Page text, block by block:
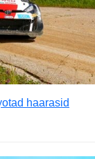
haarasid